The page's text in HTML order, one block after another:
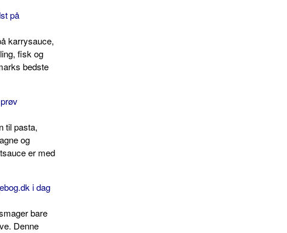
på
karrysauce,
fisk og
bedste
til pasta,
og
er med
i dag
bare
Denne